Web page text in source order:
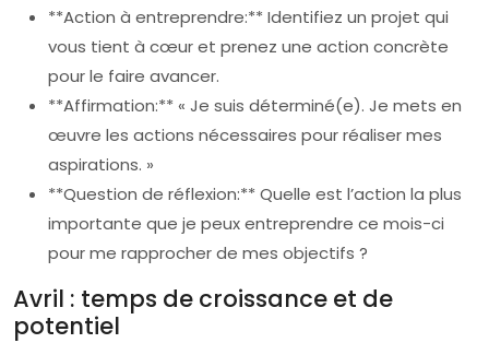
**Action à entreprendre:** Identifiez un projet qui
vous tient à cœur et prenez une action concrète
pour le faire avancer.
**Affirmation:** « Je suis déterminé(e). Je mets en
œuvre les actions nécessaires pour réaliser mes
aspirations. »
**Question de réflexion:** Quelle est l’action la plus
importante que je peux entreprendre ce mois-ci
pour me rapprocher de mes objectifs ?
Avril : temps de croissance et de
potentiel